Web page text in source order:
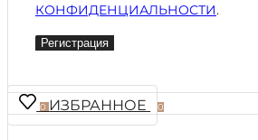
КОНФИДЕНЦИАЛЬНОСТИ.
Регистрация
0 ИЗБРАННОЕ 0